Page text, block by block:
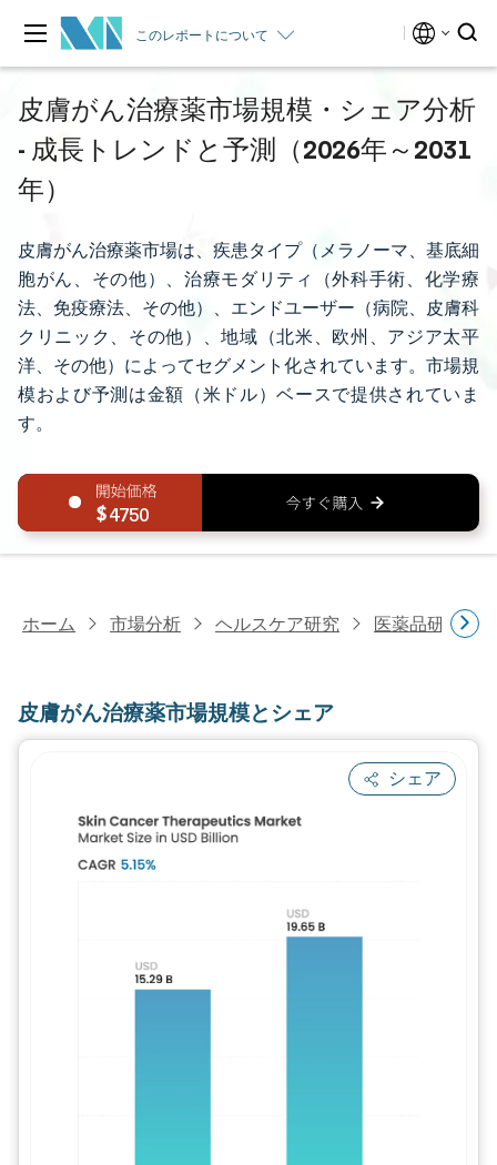
このレポートについて
皮膚がん治療薬市場規模・シェア分析
- 成長トレンドと予測（2026年～2031
年）
皮膚がん治療薬市場は、疾患タイプ（メラノーマ、基底細
胞がん、その他）、治療モダリティ（外科手術、化学療
法、免疫療法、その他）、エンドユーザー（病院、皮膚科
クリニック、その他）、地域（北米、欧州、アジア太平
洋、その他）によってセグメント化されています。市場規
模および予測は金額（米ドル）ベースで提供されていま
す。
4750
ホーム 市場分析 ヘルスケア研究 医薬品研究
皮膚がん治療薬市場規模とシェア
シェア